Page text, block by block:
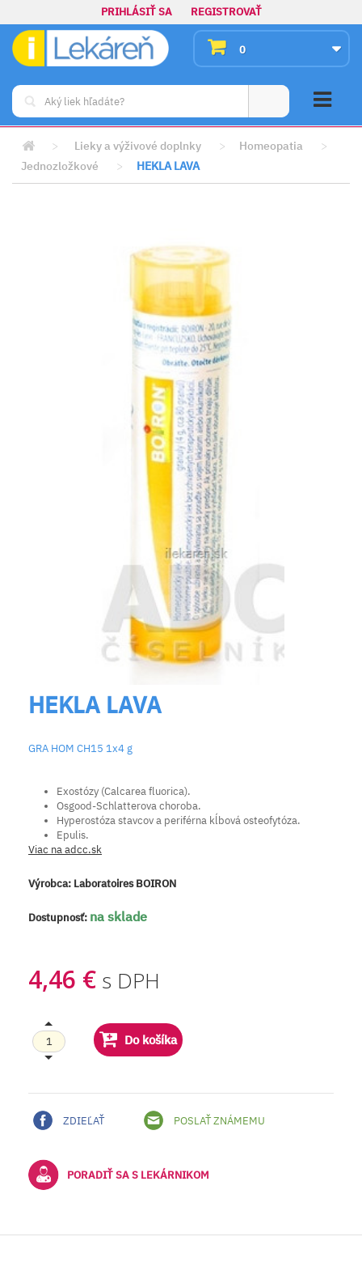
PRIHLÁSIŤ SA REGISTROVAŤ
0
> Lieky a výživové doplnky > Homeopatia
>
Jednozložkové
> HEKLA LAVA
HEKLA LAVA
GRA HOM CH15 1x4 g
Exostózy (Calcarea fluorica).
Osgood-Schlatterova choroba.
Hyperostóza stavcov a periférna kĺbová osteofytóza.
Epulis.
Viac na adcc.sk
Výrobca: Laboratoires BOIRON
Dostupnosť: na sklade
4,46 € s DPH
Do košíka
ZDIEĽAŤ POSLAŤ ZNÁMEMU
PORADIŤ SA S LEKÁRNIKOM